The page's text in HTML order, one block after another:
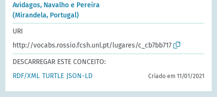
Avidagos, Navalho e Pereira
(Mirandela, Portugal)
URI
http://vocabs.rossio.fcsh.unl.pt/lugares/c_cb7bb717
DESCARREGAR ESTE CONCEITO:
RDF/XML TURTLE JSON-LD Criado em 11/01/2021